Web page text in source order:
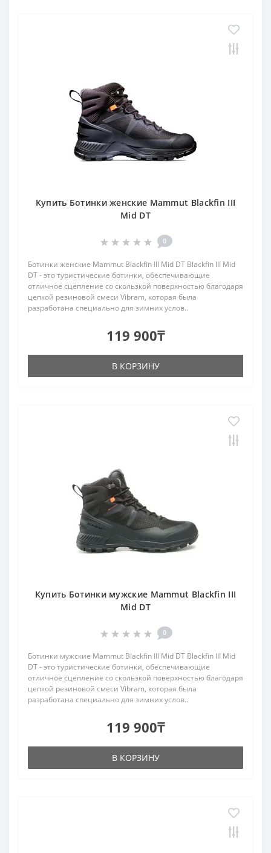
Купить Ботинки женские Mammut Blackfin III
Mid DT
0
Ботинки женские Mammut Blackfin III Mid DT Blackfin III Mid
DT - это туристические ботинки, обеспечивающие
отличное сцепление со скользкой поверхностью благодаря
цепкой резиновой смеси Vibram, которая была
разработана специально для зимних услов..
119 900₸
В КОРЗИНУ
Купить Ботинки мужские Mammut Blackfin III
Mid DT
0
Ботинки мужские Mammut Blackfin III Mid DT Blackfin III Mid
DT - это туристические ботинки, обеспечивающие
отличное сцепление со скользкой поверхностью благодаря
цепкой резиновой смеси Vibram, которая была
разработана специально для зимних услов..
119 900₸
В КОРЗИНУ